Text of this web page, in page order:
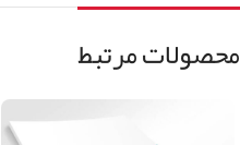
محصولات مرتبط